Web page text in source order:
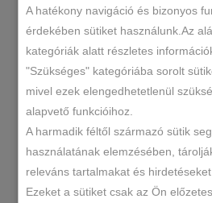
MÉRETE
Köves
Lábujjközös
Papucs
Több
Színben
mennyiség
SKU GL38
KATEGÓRIÁK
2026 Tavasz
szandál/
A hatékony navigáció és bizonyos
érdekében sütiket használunk.Az
kategóriák alatt részletes
"Szükséges" kategóriába sorolt
mivel ezek elengedhetetlenül
alapvető funkcióihoz.
A harmadik féltől származó sütik
használatának elemzésében,
releváns tartalmakat és
Ezeket a sütiket csak az Ön